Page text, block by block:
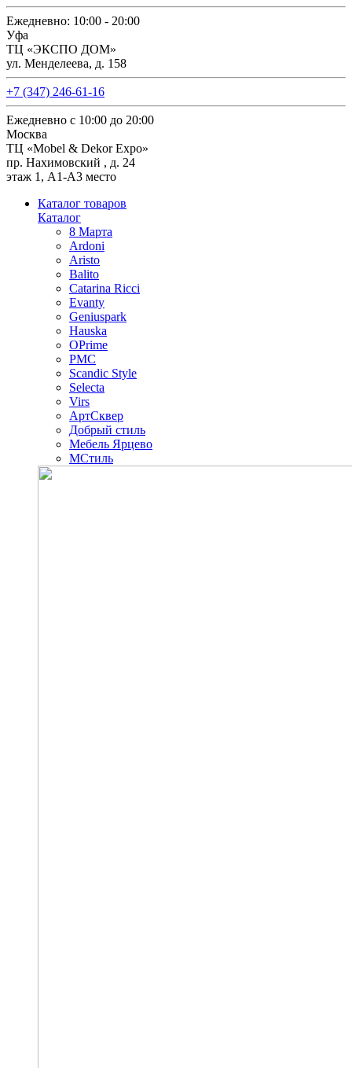
Ежедневно: 10:00 - 20:00
Уфа
ТЦ «ЭКСПО ДОМ»
ул. Менделеева, д. 158
+7 (347) 246-61-16
Ежедневно с 10:00 до 20:00
Москва
ТЦ «Mobel & Dekor Expo»
пр. Нахимовский , д. 24
этаж 1, А1-А3 место
Каталог товаров
Каталог
8 Марта
Ardoni
Aristo
Balito
Catarina Ricci
Evanty
Geniuspark
Hauska
OPrime
PMC
Scandic Style
Selecta
Virs
АртСквер
Добрый стиль
Мебель Ярцево
МСтиль